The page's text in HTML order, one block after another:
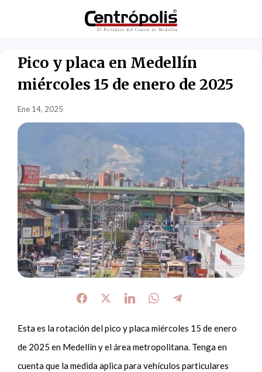
Pico y placa en Medellín
miércoles 15 de enero de 2025
Ene 14, 2025
Esta es la rotación del pico y placa miércoles 15 de enero
de 2025 en Medellín y el área metropolitana. Tenga en
cuenta que la medida aplica para vehículos particulares